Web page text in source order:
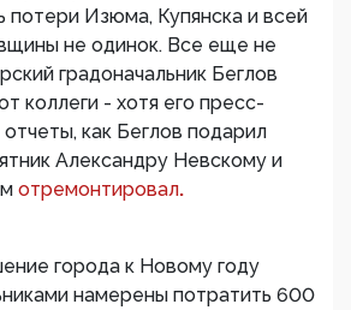
потери Изюма, Купянска и всей
не одинок. Все еще не
градоначальник Беглов
коллеги - хотя его пресс-
как Беглов подарил
Александру Невскому и
отремонтировал.
города к Новому году
намерены потратить 600